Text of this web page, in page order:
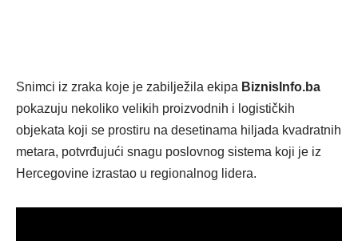
Snimci iz zraka koje je zabilježila ekipa BiznisInfo.ba
pokazuju nekoliko velikih proizvodnih i logističkih
objekata koji se prostiru na desetinama hiljada kvadratnih
metara, potvrđujući snagu poslovnog sistema koji je iz
Hercegovine izrastao u regionalnog lidera.